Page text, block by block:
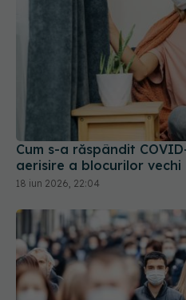
Cum s-a răspândit
aerisire a blocurilor vechi
18 iun 2026, 22:04